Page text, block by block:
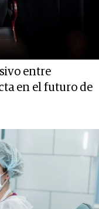
entre
en el futuro de